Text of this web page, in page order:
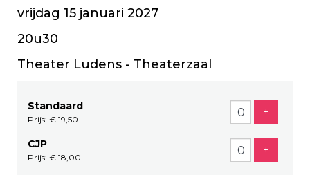
vrijdag 15 januari 2027
20u30
Theater Ludens - Theaterzaal
Standaard
Prijs: € 19,50
+
CJP
Prijs: € 18,00
+